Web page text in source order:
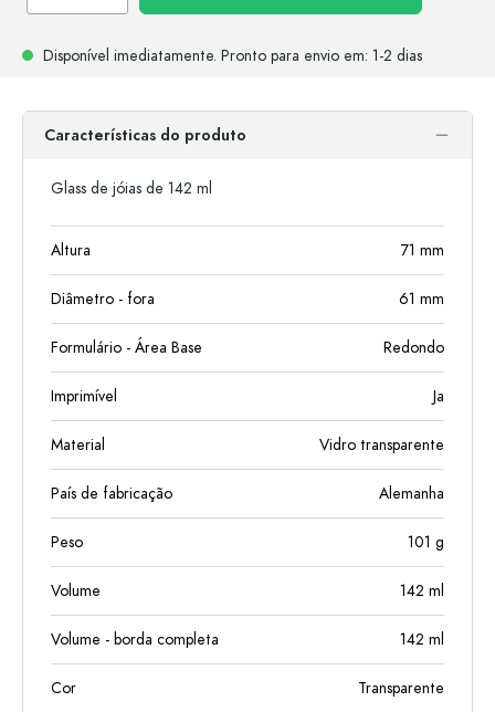
Disponível imediatamente. Pronto para envio em: 1-2 dias
Características do produto
Glass de jóias de 142 ml
Altura 71 mm
Diâmetro - fora 61 mm
Formulário - Área Base Redondo
Imprimível Ja
Material Vidro transparente
País de fabricação Alemanha
Peso 101 g
Volume 142 ml
Volume - borda completa 142 ml
Cor Transparente